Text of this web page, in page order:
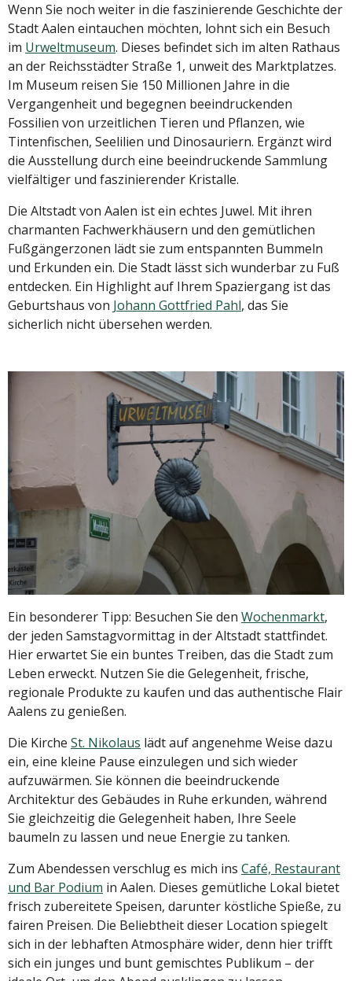
Wenn Sie noch weiter in die faszinierende Geschichte der
Stadt Aalen eintauchen möchten, lohnt sich ein Besuch
im Urweltmuseum. Dieses befindet sich im alten Rathaus
an der Reichsstädter Straße 1, unweit des Marktplatzes.
Im Museum reisen Sie 150 Millionen Jahre in die
Vergangenheit und begegnen beeindruckenden
Fossilien von urzeitlichen Tieren und Pflanzen, wie
Tintenfischen, Seelilien und Dinosauriern. Ergänzt wird
die Ausstellung durch eine beeindruckende Sammlung
vielfältiger und faszinierender Kristalle.
Die Altstadt von Aalen ist ein echtes Juwel. Mit ihren
charmanten Fachwerkhäusern und den gemütlichen
Fußgängerzonen lädt sie zum entspannten Bummeln
und Erkunden ein. Die Stadt lässt sich wunderbar zu Fuß
entdecken. Ein Highlight auf Ihrem Spaziergang ist das
Geburtshaus von Johann Gottfried Pahl, das Sie
sicherlich nicht übersehen werden.
Ein besonderer Tipp: Besuchen Sie den Wochenmarkt,
der jeden Samstagvormittag in der Altstadt stattfindet.
Hier erwartet Sie ein buntes Treiben, das die Stadt zum
Leben erweckt. Nutzen Sie die Gelegenheit, frische,
regionale Produkte zu kaufen und das authentische Flair
Aalens zu genießen.
Die Kirche St. Nikolaus lädt auf angenehme Weise dazu
ein, eine kleine Pause einzulegen und sich wieder
aufzuwärmen. Sie können die beeindruckende
Architektur des Gebäudes in Ruhe erkunden, während
Sie gleichzeitig die Gelegenheit haben, Ihre Seele
baumeln zu lassen und neue Energie zu tanken.
Zum Abendessen verschlug es mich ins Café, Restaurant
und Bar Podium in Aalen. Dieses gemütliche Lokal bietet
frisch zubereitete Speisen, darunter köstliche Spieße, zu
fairen Preisen. Die Beliebtheit dieser Location spiegelt
sich in der lebhaften Atmosphäre wider, denn hier trifft
sich ein junges und bunt gemischtes Publikum – der